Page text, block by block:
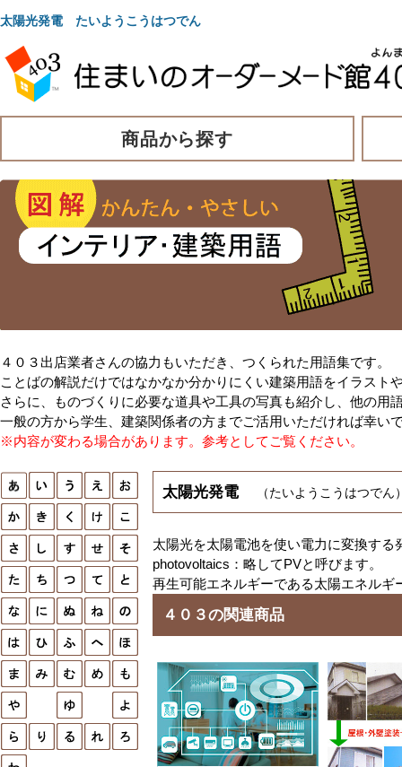
太陽光発電 たいようこうはつでん
商品から探す
４０３出店業者さんの協力もいただき、つくられた用語集です。
ことばの解説だけではなかなか分かりにくい建築用語をイラスト
さらに、ものづくりに必要な道具や工具の写真も紹介し、他の
一般の方から学生、建築関係者の方までご活用いただければ幸い
※内容が変わる場合があります。参考としてご覧ください。
太陽光発電 （たいようこうはつでん
太陽光を太陽電池を使い電力に変換する
photovoltaics：略してPVと呼びます。
再生可能エネルギーである太陽エネルギ
４０３の関連商品